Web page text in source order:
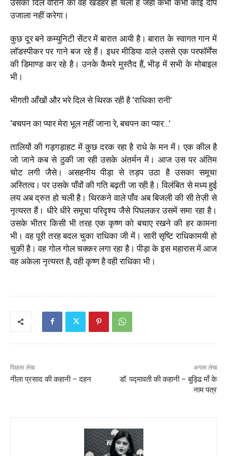
उसका दिल वीराने का वह खंडहर हो चला है जहाँ कभी कभी कोई दीप
उजाला नहीं करेगा।
कुछ दूर बने कम्युनिटी सेंटर में बारात आयी है। बारात के स्वागत गान में
लॉडस्पीकर पर गाने बज रहे हैं। इधर मीडिया वाले उससे एक परफॉर्मेंस
की डिमाण्ड कर रहे है। उनके कैमरे मुस्तैद हैं, भीड़ में सभी के मोबाइल
भी।
भीगती आँखों और भरे दिल से थिरक रही है ‘राधिका रानी’
‘बचपन का प्यार मेरा भूल नहीं जाना रे, बचपन का प्यार…’
तालियों की गड़गड़ाहट में कुछ दरक रहा है राधे के मन में। एक कील है
जो जाने कब से ठुकी जा रही उसके अंतर्मन में। आज उस पर अंतिम
चोट लगी जैसे। असहनीय पीड़ा से तड़प उठा है उसका समूचा
अस्तित्व। पर उसके पाँवों की गति बढ़ती जा रही है। विलंबित से मध्य हुई
लय अब द्रुत हो चली है। थिरकने वाले पाँव अब बिजली की सी तेज़ी से
नृत्यरत हैं। धीरे धीरे समूचा परिदृश्य जैसे पिघलकर उसमें समा रहा है।
उसके भीतर किसी भी तरह एक कृष्ण को बचाए रखने की हर कामना
भी। वह पूरी तरह बदल चुका राधिका जी में। सारी सृष्टि राधिकामयी हो
चुकी है। वह गोल गोल चक्कर लगा रहा है। पीड़ा के इस महारास में आज
वह अकेला नृत्यरत है, वही कृष्ण है वही राधिका भी।
पिछला लेख
नीला प्रसाद की कहानी – दहन
अगला लेख
डॉ. पद्मावती की कहानी – बुड्ढि माँ के
नाम पत्र